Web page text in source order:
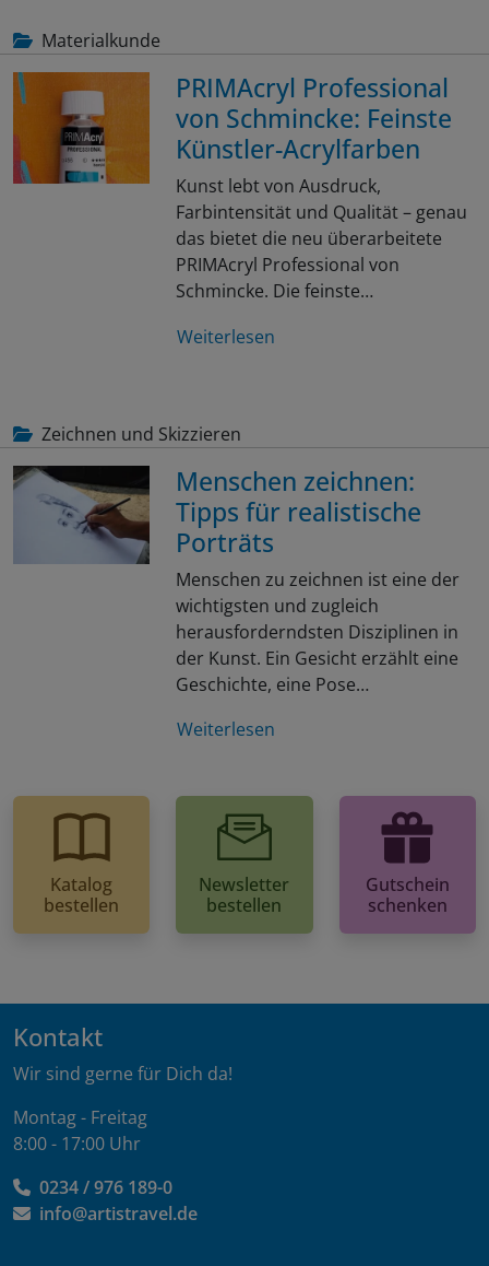
Materialkunde
PRIMAcryl Professional
von Schmincke: Feinste
Künstler-Acrylfarben
Kunst lebt von Ausdruck,
Farbintensität und Qualität – genau
das bietet die neu überarbeitete
PRIMAcryl Professional von
Schmincke. Die feinste…
Weiterlesen
Zeichnen und Skizzieren
Menschen zeichnen:
Tipps für realistische
Porträts
Menschen zu zeichnen ist eine der
wichtigsten und zugleich
herausforderndsten Disziplinen in
der Kunst. Ein Gesicht erzählt eine
Geschichte, eine Pose…
Weiterlesen
Katalog
bestellen
Newsletter
bestellen
Gutschein
schenken
Kontakt
Wir sind gerne für Dich da!
Montag - Freitag
8:00 - 17:00 Uhr
0234 / 976 189-0
info@artistravel.de